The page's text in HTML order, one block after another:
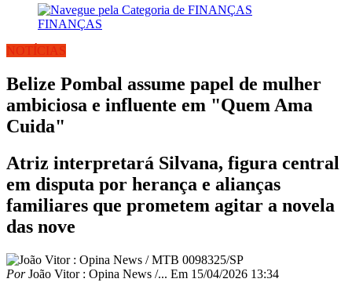
FINANÇAS
NOTÍCIAS
Belize Pombal assume papel de mulher
ambiciosa e influente em "Quem Ama
Cuida"
Atriz interpretará Silvana, figura central
em disputa por herança e alianças
familiares que prometem agitar a novela
das nove
PorJoão Vitor : Opina News /... Em 15/04/2026 13:34